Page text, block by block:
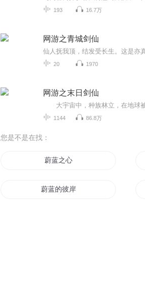
193 16.7万
网游之青城剑仙
20 1970
网游之末日剑仙
1144 86.8万
您是不是在找：
蔚蓝之心
蔚蓝的彼岸